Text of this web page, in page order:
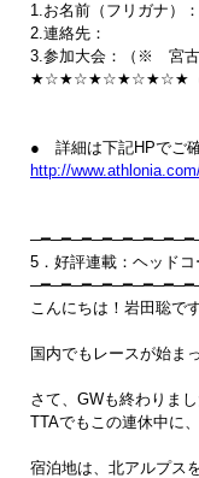
1.お名前（フリガナ）：
2.連絡先：
3.参加大会：（※　宮
★☆★☆★☆★☆★☆★
http://
5．好評連載：ヘッド
こんにちは！岩田聡です
国内でもレースが始ま
さて、GWも終わりま
TTAでもこの連休中に
宿泊地は、北アルプス